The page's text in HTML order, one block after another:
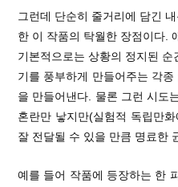
그런데 단순히 줄거리에 담긴
한 이 작품의 탁월한 장점이다.
기본적으로는 상황의 정지된
기를 풍부하게 만들어주는 각
을 만들어낸다. 물론 그런 시도
혼란만 낳지만(실험적 독립만
잘 전달될 수 있을 만큼 명료한
예를 들어 작품에 등장하는 한